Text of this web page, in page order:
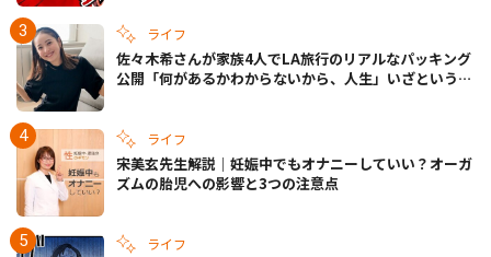
ライフ
佐々木希さんが家族4人でLA旅行のリアルなパッキング
公開「何があるかわからないから、人生」いざというと
ライフ
宋美玄先生解説｜妊娠中でもオナニーしていい？オーガ
ズムの胎児への影響と3つの注意点
ライフ